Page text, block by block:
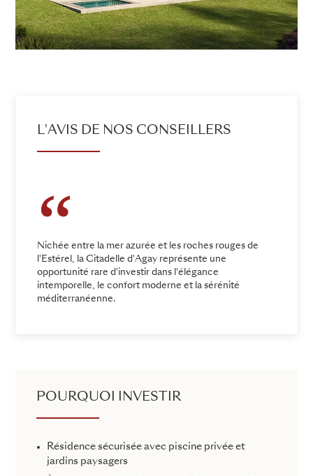
L'AVIS DE NOS CONSEILLERS
Nichée entre la mer azurée et les roches rouges de
l'Estérel, la Citadelle d'Agay représente une
opportunité rare d'investir dans l'élégance
intemporelle, le confort moderne et la sérénité
méditerranéenne.
POURQUOI INVESTIR
Résidence sécurisée avec piscine privée et
jardins paysagers